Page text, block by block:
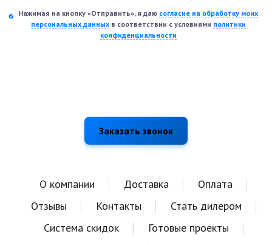
Нажимая на кнопку «Отправить», я даю согласие на обработку моих
персональных данныхв соответствии с условиями политики
конфиденциальности
О компании Доставка
Оплата
Отзывы
Контакты
Стать дилером
Система скидок
Готовые проекты